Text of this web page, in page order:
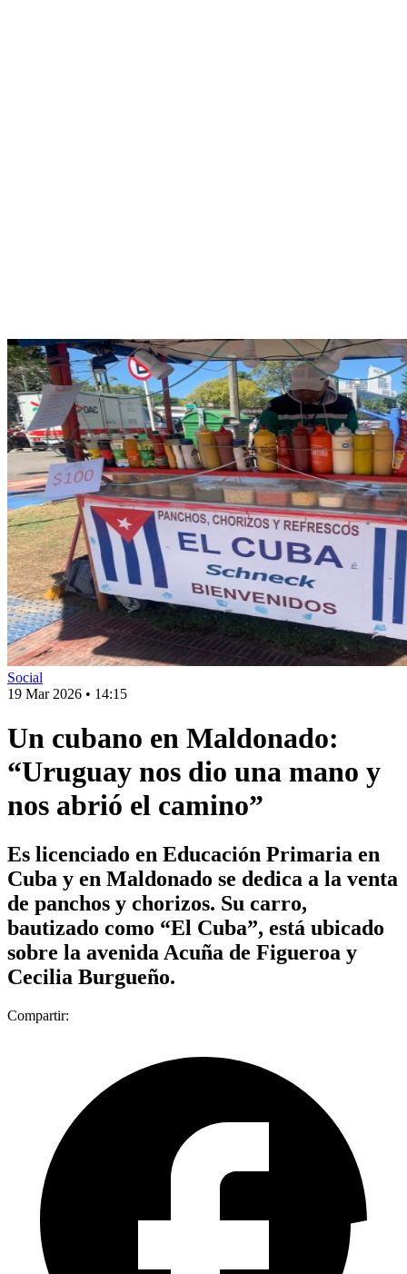
Social
19 Mar 2026 • 14:15
Un cubano en Maldonado:
“Uruguay nos dio una mano y
nos abrió el camino”
Es licenciado en Educación Primaria en
Cuba y en Maldonado se dedica a la venta
de panchos y chorizos. Su carro,
bautizado como “El Cuba”, está ubicado
sobre la avenida Acuña de Figueroa y
Cecilia Burgueño.
Compartir: